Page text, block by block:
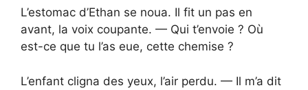
L’estomac d’Ethan se noua. Il fit un pas en
avant, la voix coupante. — Qui t’envoie ? Où
est-ce que tu l’as eue, cette chemise ?
L’enfant cligna des yeux, l’air perdu. — Il m’a dit